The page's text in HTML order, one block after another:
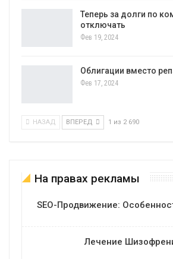
Теперь за долги по
отключать
Фев 19, 2024
Облигации вместо
Фев 17, 2024
НАЗАД ВПЕРЕД 1 из 2 690
На правах рекламы
SEO-Продвижение:
Лечение